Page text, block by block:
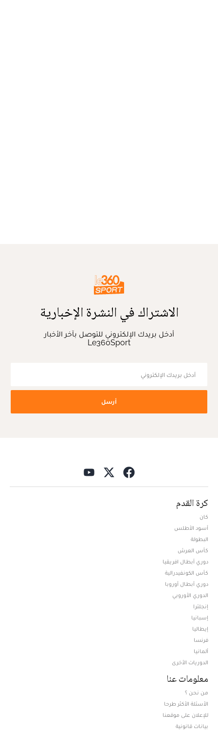
الاشتراك في النشرة الإخبارية
أدخل بريدك الإلكتروني للتوصل بآخر الأخبار
Le360Sport
أرسل
كرة القدم
كان
أسود الأطلس
البطولة
كأس العرش
دوري أبطال افريقيا
كأس الكونفيدرالية
دوري أبطال أوروبا
الدوري الأوروبي
إنجلترا
إسبانيا
إيطاليا
فرنسا
ألمانيا
الدوريات الأخرى
معلومات عنا
من نحن ؟
الأسئلة الأكثر طرحا
للإعلان على موقعنا
بيانات قانونية